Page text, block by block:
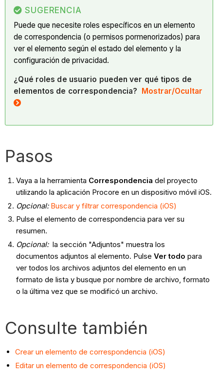
SUGERENCIA
Puede que necesite roles específicos en un elemento
de correspondencia (o permisos pormenorizados) para
ver el elemento según el estado del elemento y la
configuración de privacidad.
¿Qué roles de usuario pueden ver qué tipos de
elementos de correspondencia?
Mostrar/Ocultar
Pasos
Vaya a la herramienta Correspondencia del proyecto
utilizando la aplicación Procore en un dispositivo móvil iOS.
Opcional: Buscar y filtrar correspondencia (iOS)
Pulse el elemento de correspondencia para ver su
resumen.
Opcional:la sección "Adjuntos" muestra los
documentos adjuntos al elemento. Pulse Ver todo para
ver todos los archivos adjuntos del elemento en un
formato de lista y busque por nombre de archivo, formato
o la última vez que se modificó un archivo.
Consulte también
Crear un elemento de correspondencia (iOS)
Editar un elemento de correspondencia (iOS)